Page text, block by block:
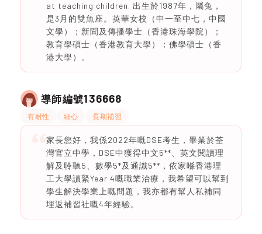
at teaching children. 出生於1987年，屬兔，
是3月的雙魚座。英華女校（中一至中七，中國
文學）；新聞及傳播學士（香港珠海學院）；
教育學碩士（香港教育大學）；佛學碩士（香
港大學）。
導師編號136668
有耐性 細心 長期補習
家長您好，我係2022年嘅DSE考生，畢業於荃
灣官立中學，DSE中獲得中文5**、英文閱讀理
解及聆聽5、數學5*及通識5**，依家喺香港理
工大學讀緊Year 4嘅職業治療，我希望可以幫到
學生解決學業上嘅問題，我亦都有幫人私補同
埋返補習社嘅4年經驗。